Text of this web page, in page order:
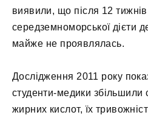
виявили, що після 12
середземноморської дієти
майже не проявлялась.
Дослідження 2011 року
студенти-медики
жирних кислот, їх